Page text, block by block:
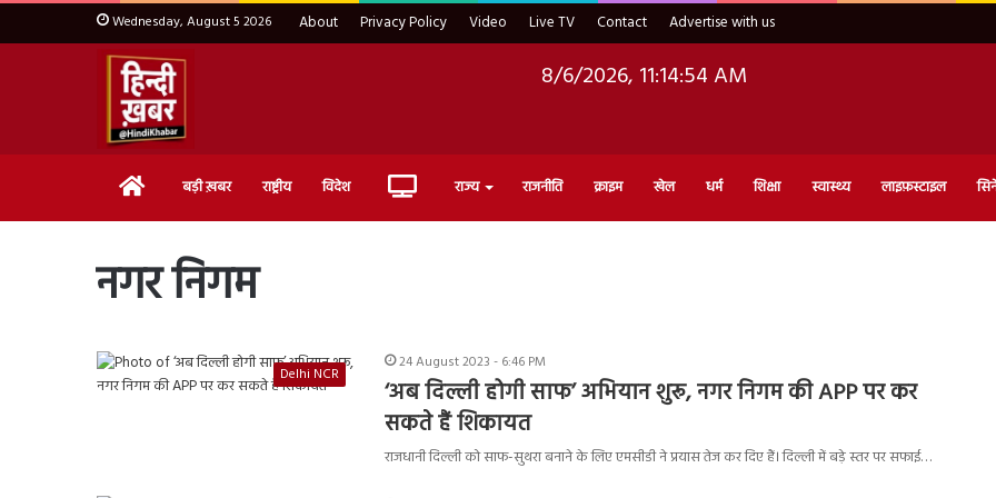
Wednesday, August 5 2026 About Privacy Policy Video Live TV Contact Advertise with us
8/6/2026, 11:14:54 AM
Home बड़ी ख़बर राष्ट्रीय विदेश Live राज्य राजनीति क्राइम खेल धर्म शिक्षा स्वास्थ्य लाइफ़स्टाइल
नगर निगम
Delhi NCR
24 August 2023 - 6:46 PM
‘अब दिल्ली होगी साफ’ अभियान शुरू, नगर निगम की APP पर कर
सकते हैं शिकायत
राजधानी दिल्ली को साफ-सुथरा बनाने के लिए एमसीडी ने प्रयास तेज कर दिए हैं। दिल्ली में बड़े स्तर पर सफाई…